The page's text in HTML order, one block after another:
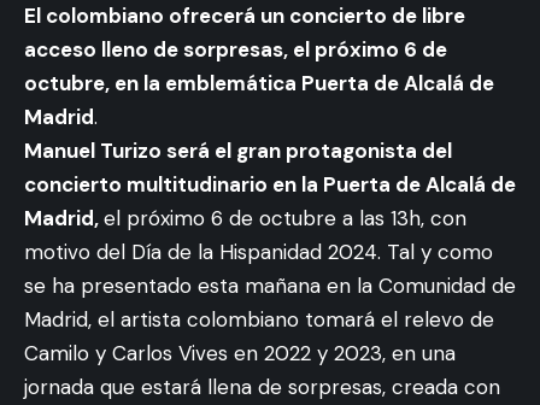
El colombiano ofrecerá un concierto de libre
acceso lleno de sorpresas, el próximo 6 de
octubre, en la emblemática Puerta de Alcalá de
Madrid.
Manuel Turizo será el gran protagonista del
concierto multitudinario en la Puerta de Alcalá de
Madrid,el próximo 6 de octubre a las 13h, con
motivo del Día de la Hispanidad 2024. Tal y como
se ha presentado esta mañana en la Comunidad de
Madrid, el artista colombiano tomará el relevo de
Camilo y Carlos Vives en 2022 y 2023, en una
jornada que estará llena de sorpresas, creada con